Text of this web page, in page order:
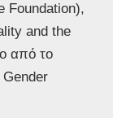
Foundation),
and the
από το
Gender